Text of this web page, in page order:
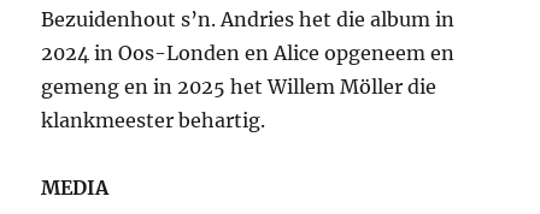
Bezuidenhout s’n. Andries het die album in
2024 in Oos-Londen en Alice opgeneem en
gemeng en in 2025 het Willem Möller die
klankmeester behartig.
MEDIA